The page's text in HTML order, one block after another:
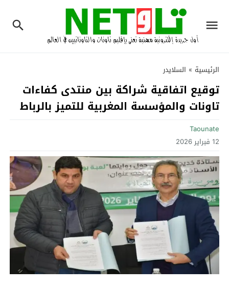
الرئيسية » السلايدر
توقيع اتفاقية شراكة بين منتدى كفاءات
تاونات والمؤسسة المغربية للتميز بالرباط
Taounate
12 فبراير 2026